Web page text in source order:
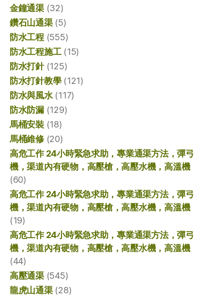
金鐘通渠(32)
鑽石山通渠(5)
防水工程(555)
防水工程施工(15)
防水打針(125)
防水打針教學(121)
防水與風水(117)
防水防漏(129)
馬桶安裝(18)
馬桶維修(20)
高危工作 24小時緊急求助，專業通渠方法，彈弓
機，渠道內有硬物，高壓槍，高壓水機，高溫機
(60)
高危工作 24小時緊急求助，專業通渠方法，彈弓
機，渠道內有硬物，高壓槍，高壓水機，高溫機
(19)
高危工作 24小時緊急求助，專業通渠方法，彈弓
機，渠道內有硬物，高壓槍，高壓水機，高溫機
(44)
高壓通渠(545)
龍虎山通渠(28)